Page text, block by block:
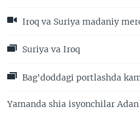
Iroq va Suriya madaniy
Suriya va Iroq
Bag'doddagi portlashda
Yamanda shia isyonchilar